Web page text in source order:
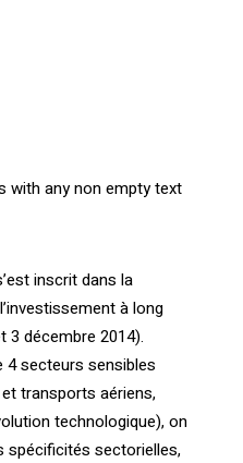
with any non empty text
inscrit dans la
à long
3 décembre 2014).
4 secteurs sensibles
transports aériens,
technologique), on
spécificités sectorielles,